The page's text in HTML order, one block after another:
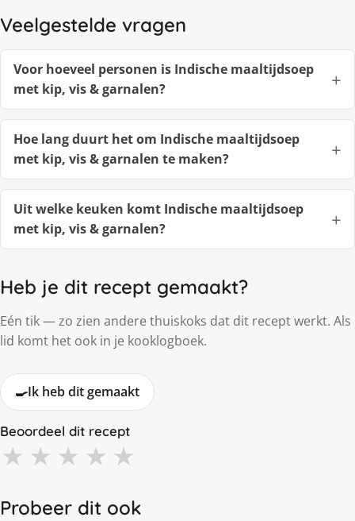
Veelgestelde vragen
Voor hoeveel personen is Indische maaltijdsoep
met kip, vis & garnalen?
Hoe lang duurt het om Indische maaltijdsoep
met kip, vis & garnalen te maken?
Uit welke keuken komt Indische maaltijdsoep
met kip, vis & garnalen?
Heb je dit recept gemaakt?
Eén tik — zo zien andere thuiskoks dat dit recept werkt. Als
lid komt het ook in je kooklogboek.
🍳Ik heb dit gemaakt
Beoordeel dit recept
★ ★ ★ ★ ★
Probeer dit ook